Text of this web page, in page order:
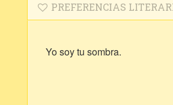
PREFERENCIAS
Yo soy tu sombra.